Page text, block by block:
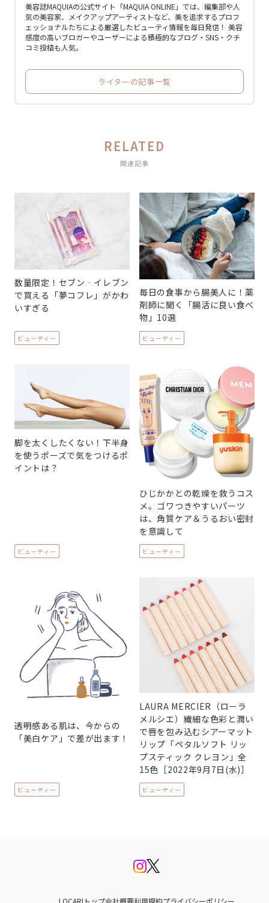
美容誌MAQUIAの公式サイト「MAQUIA ONLINE」では、編集部や人
気の美容家、メイクアップアーティストなど、美を追求するプロフ
ェッショナルたちによる厳選したビューティ情報を毎日発信！ 美容
感度の高いブロガーやユーザーによる積極的なブログ・SNS・クチ
コミ投稿も人気。
ライターの記事一覧
RELATED
関連記事
数量限定！セブン‐イレブン
で買える「夢コフレ」がかわ
いすぎる
ビューティー
毎日の食事から腸美人に！薬
剤師に聞く「腸活に良い食べ
物」10選
ビューティー
脚を太くしたくない！下半身
を使うポーズで気をつけるポ
イントは？
ビューティー
ひじかかとの乾燥を救うコス
メ。ゴワつきやすいパーツ
は、角質ケア＆うるおい密封
を意識して
ビューティー
透明感ある肌は、今からの
「美白ケア」で差が出ます！
ビューティー
LAURA MERCIER（ローラ
メルシエ）繊細な色彩と潤い
で唇を包み込むシアーマット
リップ「ペタルソフト リッ
プスティック クレヨン」全
15色［2022年9月7日(水)］
ビューティー
LOCARIトップ会社概要利用規約プライバシーポリシー